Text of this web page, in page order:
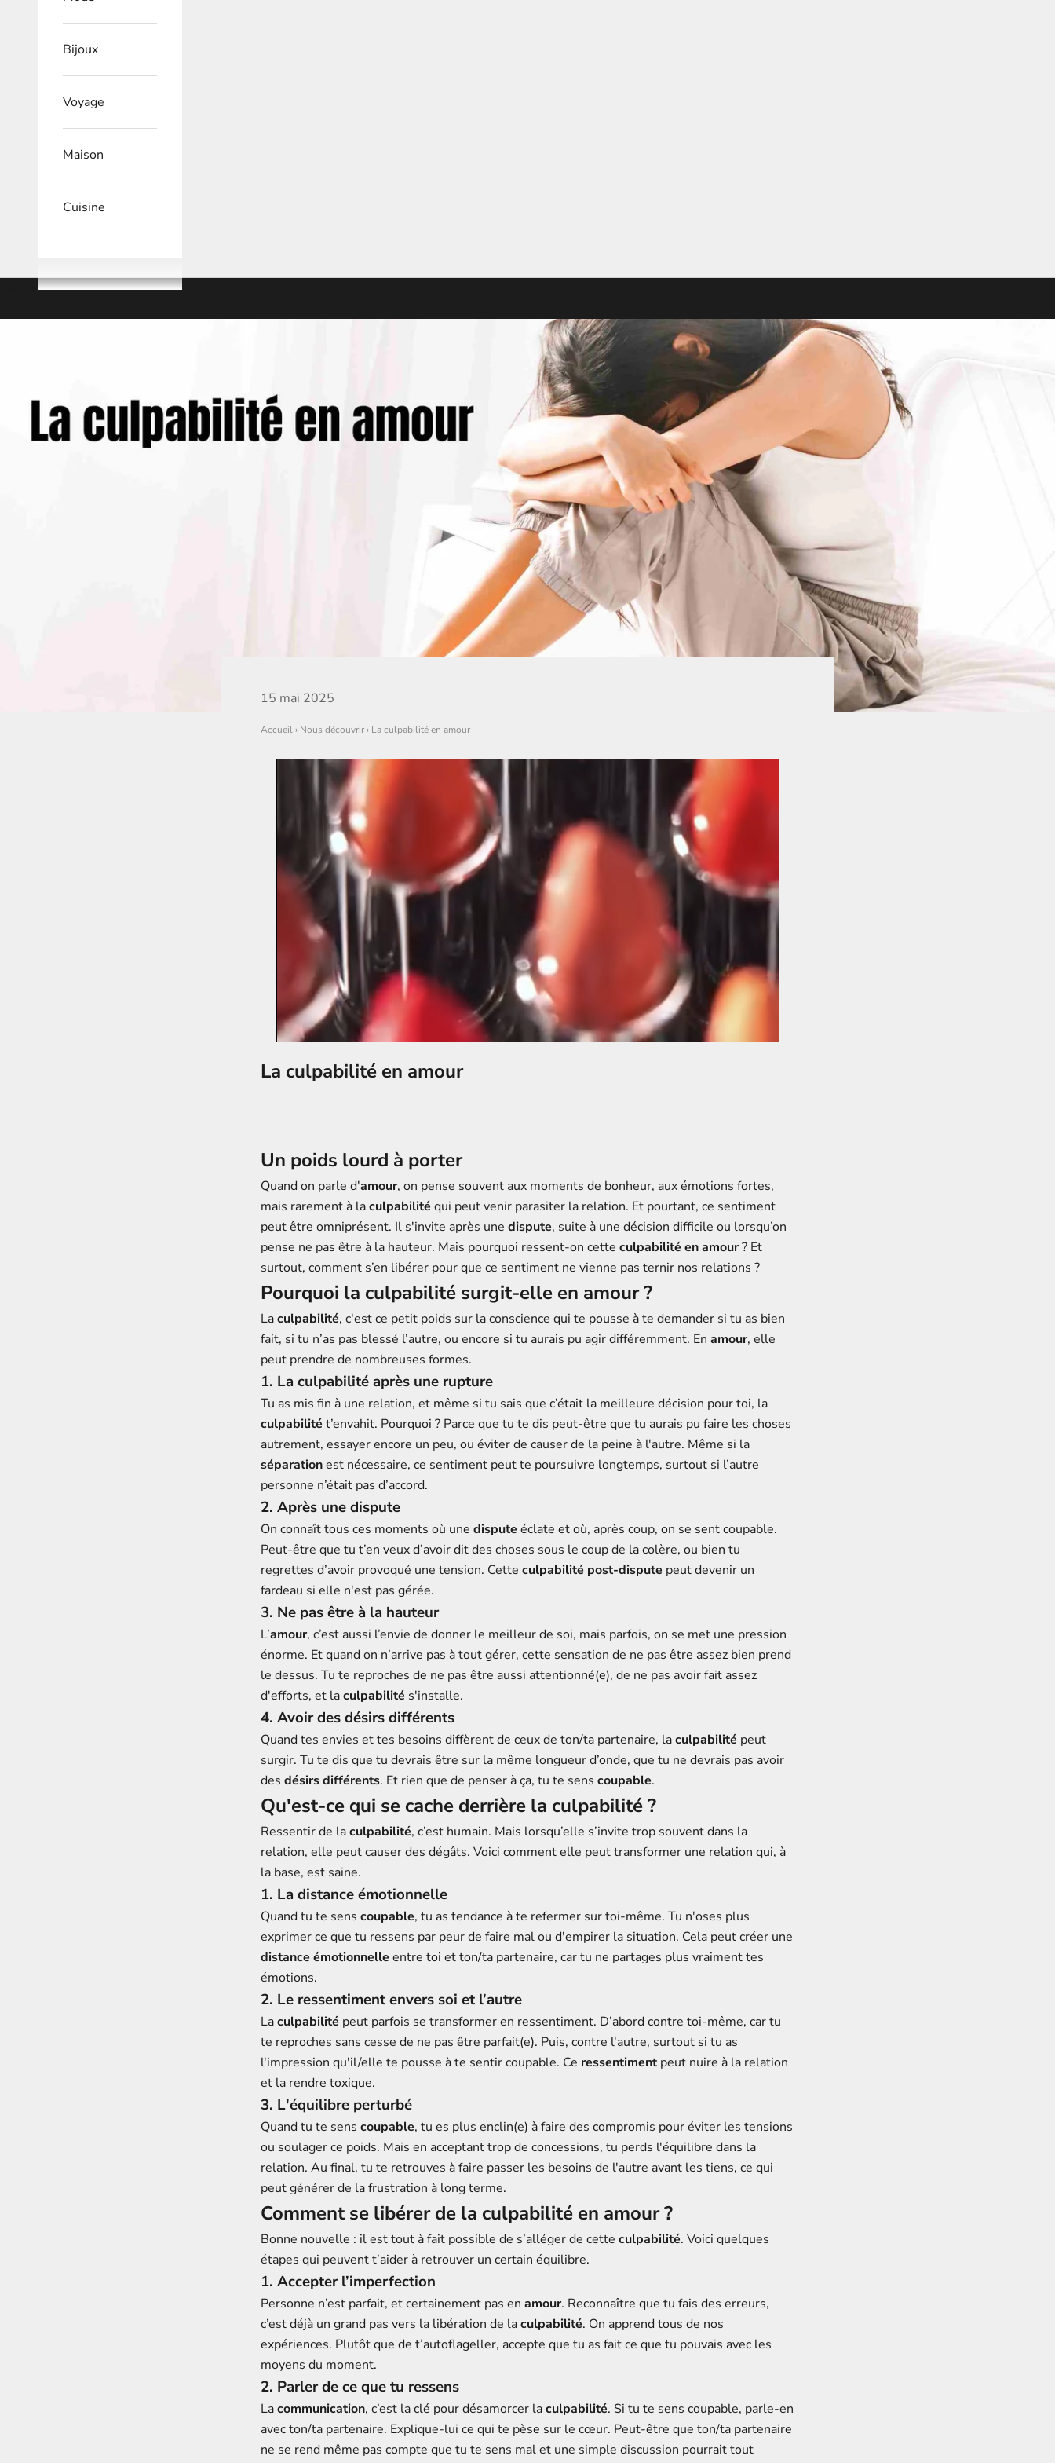
Bijoux
Voyage
Maison
Cuisine
15 mai 2025
Accueil› Nous découvrir› La culpabilité en amour
La culpabilité en amour
Un poids lourd à porter
Quand on parle d'amour, on pense souvent aux moments de bonheur, aux émotions fortes,
mais rarement à laculpabilité qui peut venir parasiter la relation. Et pourtant, ce sentiment
peut être omniprésent. Il s'invite après une dispute, suite à une décision difficile ou lorsqu’on
pense ne pas être à la hauteur. Mais pourquoi ressent-on cette culpabilité en amour? Et
surtout, comment s’en libérer pour que ce sentiment ne vienne pas ternir nos relations ?
Pourquoi la culpabilité surgit-elle en amour ?
Laculpabilité, c'est ce petit poids sur la conscience qui te pousse à te demander si tu as bien
fait, si tu n’as pas blessé l’autre, ou encore si tu aurais pu agir différemment. En amour, elle
peut prendre de nombreuses formes.
1. La culpabilité après une rupture
Tu as mis fin à une relation, et même si tu sais que c’était la meilleure décision pour toi, la
culpabilité t’envahit. Pourquoi ? Parce que tu te dis peut-être que tu aurais pu faire les choses
autrement, essayer encore un peu, ou éviter de causer de la peine à l'autre. Même si la
séparationest nécessaire, ce sentiment peut te poursuivre longtemps, surtout si l’autre
personne n’était pas d’accord.
2. Après une dispute
On connaît tous ces moments où une dispute éclate et où, après coup, on se sent coupable.
Peut-être que tu t’en veux d’avoir dit des choses sous le coup de la colère, ou bien tu
regrettes d’avoir provoqué une tension. Cette culpabilité post-dispute peut devenir un
fardeau si elle n'est pas gérée.
3. Ne pas être à la hauteur
L’amour, c’est aussi l’envie de donner le meilleur de soi, mais parfois, on se met une pression
énorme. Et quand on n’arrive pas à tout gérer, cette sensation de ne pas être assez bien prend
le dessus. Tu te reproches de ne pas être aussi attentionné(e), de ne pas avoir fait assez
d'efforts, et laculpabilité s'installe.
4. Avoir des désirs différents
Quand tes envies et tes besoins diffèrent de ceux de ton/ta partenaire, laculpabilité peut
surgir. Tu te dis que tu devrais être sur la même longueur d’onde, que tu ne devrais pas avoir
des désirs différents. Et rien que de penser à ça, tu te sens coupable.
Qu'est-ce qui se cache derrière la culpabilité ?
Ressentir de laculpabilité, c’est humain. Mais lorsqu’elle s’invite trop souvent dans la
relation, elle peut causer des dégâts. Voici comment elle peut transformer une relation qui, à
la base, est saine.
1. La distance émotionnelle
Quand tu te sens coupable, tu as tendance à te refermer sur toi-même. Tu n'oses plus
exprimer ce que tu ressens par peur de faire mal ou d'empirer la situation. Cela peut créer une
distance émotionnelle entre toi et ton/ta partenaire, car tu ne partages plus vraiment tes
émotions.
2. Le ressentiment envers soi et l’autre
Laculpabilité peut parfois se transformer en ressentiment. D’abord contre toi-même, car tu
te reproches sans cesse de ne pas être parfait(e). Puis, contre l'autre, surtout si tu as
l'impression qu'il/elle te pousse à te sentir coupable. Ce ressentiment peut nuire à la relation
et la rendre toxique.
3. L'équilibre perturbé
Quand tu te sens coupable, tu es plus enclin(e) à faire des compromis pour éviter les tensions
ou soulager ce poids. Mais en acceptant trop de concessions, tu perds l'équilibre dans la
relation. Au final, tu te retrouves à faire passer les besoins de l'autre avant les tiens, ce qui
peut générer de la frustration à long terme.
Comment se libérer de la culpabilité en amour ?
Bonne nouvelle : il est tout à fait possible de s’alléger de cette culpabilité. Voici quelques
étapes qui peuvent t’aider à retrouver un certain équilibre.
1. Accepter l’imperfection
Personne n’est parfait, et certainement pas en amour. Reconnaître que tu fais des erreurs,
c’est déjà un grand pas vers la libération de laculpabilité. On apprend tous de nos
expériences. Plutôt que de t’autoflageller, accepte que tu as fait ce que tu pouvais avec les
moyens du moment.
2. Parler de ce que tu ressens
Lacommunication, c’est la clé pour désamorcer laculpabilité. Si tu te sens coupable, parle-en
avec ton/ta partenaire. Explique-lui ce qui te pèse sur le cœur. Peut-être que ton/ta partenaire
ne se rend même pas compte que tu te sens mal et une simple discussion pourrait tout